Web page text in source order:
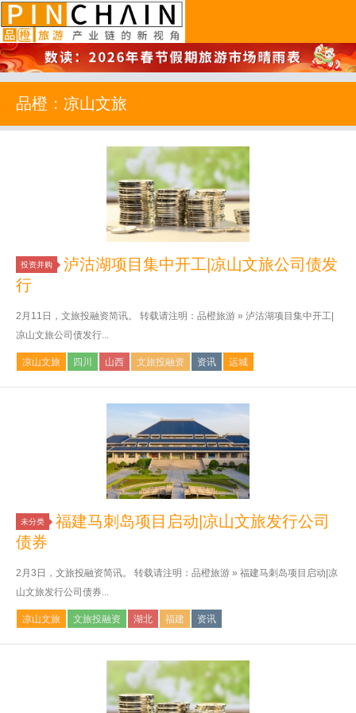
品橙旅游
品橙：凉山文旅
投资并购
泸沽湖项目集中开工|凉山文旅公司债发
行
2月11日，文旅投融资简讯。 转载请注明：品橙旅游 » 泸沽湖项目集中开工|
凉山文旅公司债发行...
凉山文旅 四川 山西 文旅投融资 资讯 运城
未分类
福建马刺岛项目启动|凉山文旅发行公司
债券
2月3日，文旅投融资简讯。 转载请注明：品橙旅游 » 福建马刺岛项目启动|凉
山文旅发行公司债券...
凉山文旅 文旅投融资 湖北 福建 资讯